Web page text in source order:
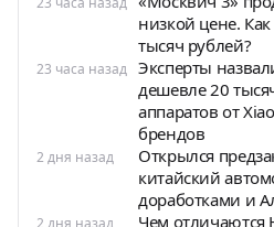
низкой цене.
тысяч рублей?
23 часа назад Эксперты
дешевле 20
аппаратов от
брендов
2 дня назад
Открылся
китайский
доработками и
2 дня назад
Чем отличаются